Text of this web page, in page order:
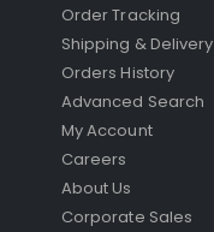
Order Tracking
Shipping & Delivery
Orders History
Advanced Search
My Account
Careers
About Us
Corporate Sales